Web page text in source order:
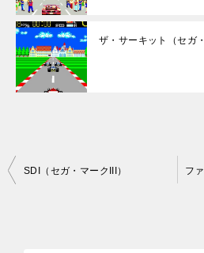
ザ・サーキット（セガ
投
SDI（セガ・マークIII）